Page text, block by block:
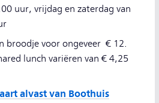
uur, vrijdag en zaterdag van
broodje voor ongeveer € 12.
lunch variëren van € 4,25
alvast van Boothuis